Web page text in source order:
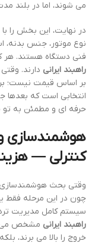
می شوند، اما در بلند
در نهایت، این بخش را
فنی دستگاه هستند.
راهبند ایرانی دارند.
بر اساس قیمت نیست؛
انتخابی است که بعدها
حرفه ای و مطمئن به
هوشمندسازی
کنترلی —
وقتی بحث هوشمندسازی
چون در این مرحله فقط
سیستم کامل مدیریت
راهبند ایرانی مشخص می
خروج را بالا می برند،